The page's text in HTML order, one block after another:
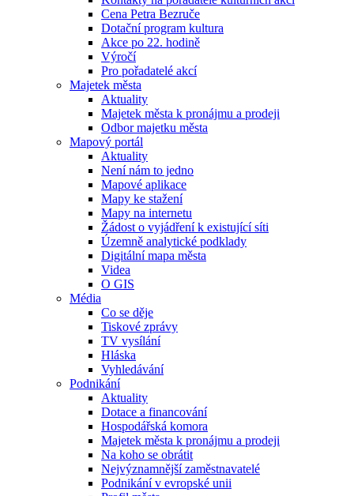
Cena Petra Bezruče
Dotační program kultura
Akce po 22. hodině
Výročí
Pro pořadatelé akcí
Majetek města
Aktuality
Majetek města k pronájmu a prodeji
Odbor majetku města
Mapový portál
Aktuality
Není nám to jedno
Mapové aplikace
Mapy ke stažení
Mapy na internetu
Žádost o vyjádření k existující síti
Územně analytické podklady
Digitální mapa města
Videa
O GIS
Média
Co se děje
Tiskové zprávy
TV vysílání
Hláska
Vyhledávání
Podnikání
Aktuality
Dotace a financování
Hospodářská komora
Majetek města k pronájmu a prodeji
Na koho se obrátit
Nejvýznamnější zaměstnavatelé
Podnikání v evropské unii